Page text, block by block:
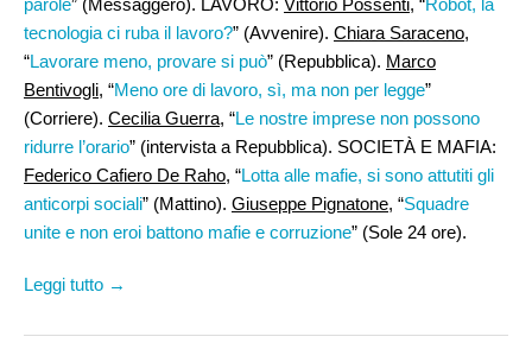
tecnologia ci ruba il lavoro?” (Avvenire). Chiara Saraceno,
“Lavorare meno, provare si può” (Repubblica). Marco
Bentivogli, “Meno ore di lavoro, sì, ma non per legge”
(Corriere). Cecilia Guerra, “Le nostre imprese non possono
ridurre l’orario” (intervista a Repubblica). SOCIETÀ E MAFIA:
Federico Cafiero De Raho, “Lotta alle mafie, si sono attutiti gli
anticorpi sociali” (Mattino). Giuseppe Pignatone, “Squadre
unite e non eroi battono mafie e corruzione” (Sole 24 ore).
Leggi tutto →